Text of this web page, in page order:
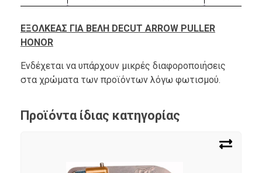
ΕΞΟΛΚΕΑΣ ΓΙΑ ΒΕΛΗ DECUT ARROW PULLER
HONOR
Ενδέχεται να υπάρχουν μικρές διαφοροποιήσεις
στα χρώματα των προϊόντων λόγω φωτισμού.
Προϊόντα ίδιας κατηγορίας